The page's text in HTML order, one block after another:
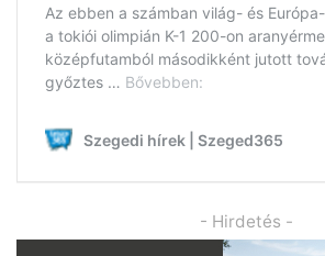
- Hirdetés -